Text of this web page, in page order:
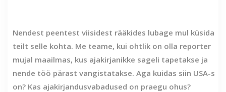
Nendest peentest viisidest rääkides lubage mul küsida
teilt selle kohta. Me teame, kui ohtlik on olla reporter
mujal maailmas, kus ajakirjanikke sageli tapetakse ja
nende töö pärast vangistatakse. Aga kuidas siin USA-s
on? Kas ajakirjandusvabadused on praegu ohus?